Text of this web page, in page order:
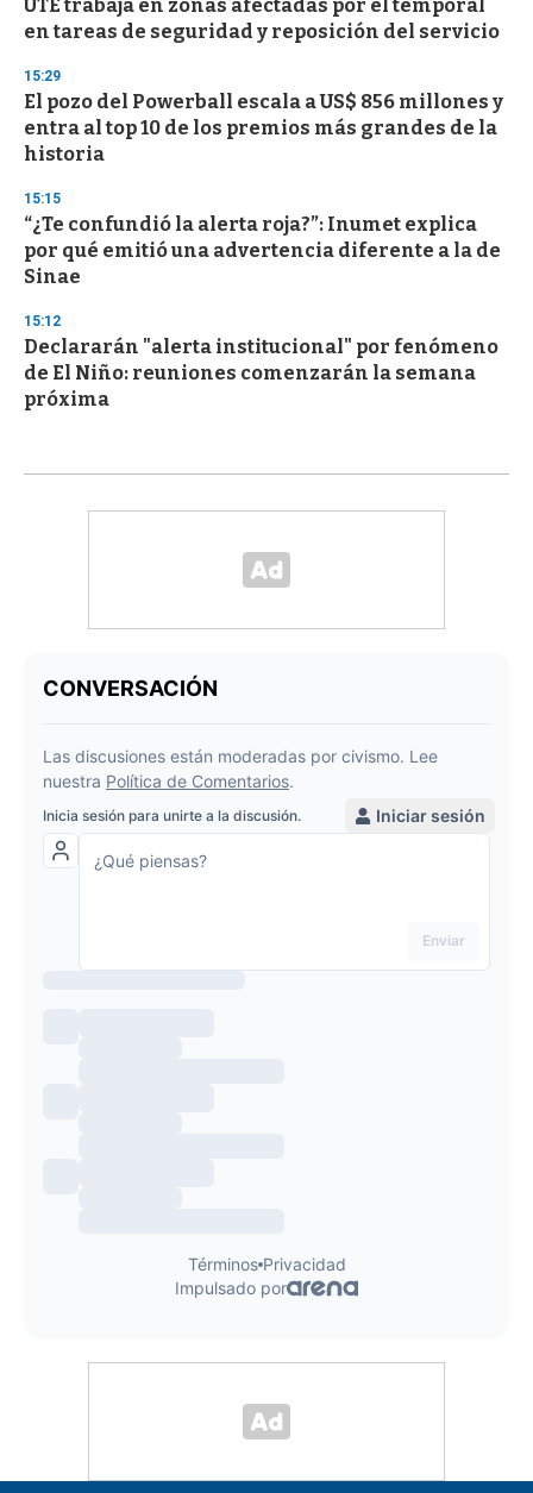
UTE trabaja en zonas afectadas por el temporal
en tareas de seguridad y reposición del servicio
15:29
El pozo del Powerball escala a US$ 856 millones y
entra al top 10 de los premios más grandes de la
historia
15:15
“¿Te confundió la alerta roja?”: Inumet explica
por qué emitió una advertencia diferente a la de
Sinae
15:12
Declararán "alerta institucional" por fenómeno
de El Niño: reuniones comenzarán la semana
próxima